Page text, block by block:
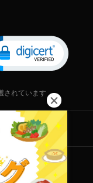
されています